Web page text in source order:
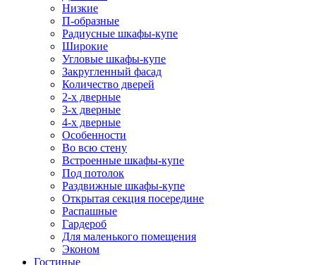
Низкие
П-образные
Радиусные шкафы-купе
Широкие
Угловые шкафы-купе
Закругленный фасад
Количество дверей
2-х дверные
3-х дверные
4-х дверные
Особенности
Во всю стену
Встроенные шкафы-купе
Под потолок
Раздвижные шкафы-купе
Открытая секция посередине
Распашные
Гардероб
Для маленького помещения
Эконом
Гостиные